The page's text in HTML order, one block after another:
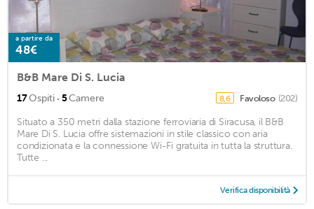
a partire da
48€
B&B Mare Di S. Lucia
17Ospiti · 5Camere 8,6 Favoloso (202)
Situato a 350 metri dalla stazione ferroviaria di Siracusa, il B&B
Mare Di S. Lucia offre sistemazioni in stile classico con aria
condizionata e la connessione Wi-Fi gratuita in tutta la struttura.
Tutte ...
Verifica disponibilità